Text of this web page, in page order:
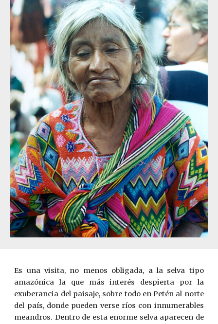
Es una visita, no menos obligada, a la selva tipo
amazónica la que más interés despierta por la
exuberancia del paisaje, sobre todo en Petén al norte
del país, donde pueden verse ríos con innumerables
meandros. Dentro de esta enorme selva aparecen de